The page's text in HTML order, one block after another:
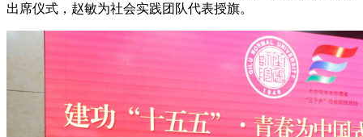
出席仪式，赵敏为社会实践团队代表授旗。